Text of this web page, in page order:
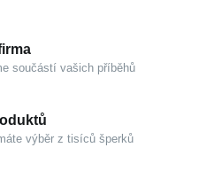
vzhled, který se velmi
oblíbenými kousky.
součástí vašich příběhů
výběr z tisíců šperků